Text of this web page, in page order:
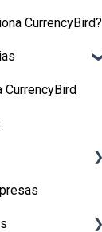
CurrencyBird?
CurrencyBird
usuarios
empresas